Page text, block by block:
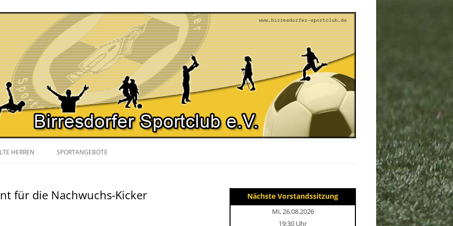
HERREN SPORTANGEBOTE
YOGA
für die Nachwuchs-Kicker Nächste Vorstandssitzung
Mi, 26.08.2026
19:30 Uhr